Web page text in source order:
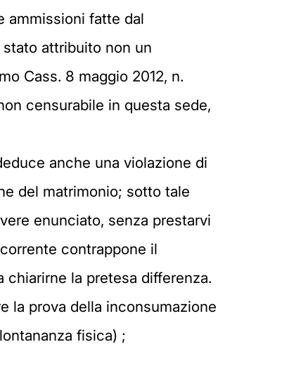
ammissioni fatte dal
attribuito non un
Cass. 8 maggio 2012, n.
censurabile in questa sede,
anche una violazione di
del matrimonio; sotto tale
enunciato, senza prestarvi
contrappone il
la pretesa differenza.
la prova della inconsumazione
fisica) ;